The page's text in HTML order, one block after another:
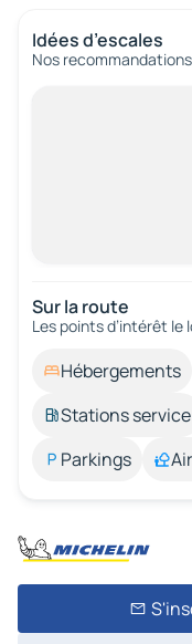
Idées d’escales
Nos
Sur la route
Les points d’intérêt
Hébergements
Stations service
Parkings